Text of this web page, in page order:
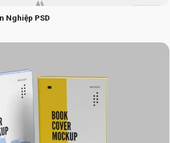
Nghiệp PSD